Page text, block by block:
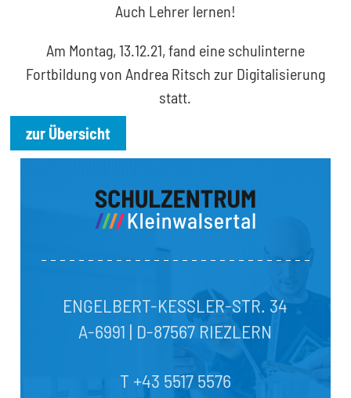
Auch Lehrer lernen!
Am Montag, 13.12.21, fand eine schulinterne
Fortbildung von Andrea Ritsch zur Digitalisierung
statt.
zur Übersicht
ENGELBERT-KESSLER-STR. 34
A-6991 | D-87567 RIEZLERN
T +43 5517 5576